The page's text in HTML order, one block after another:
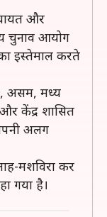
और
चुनाव आयोग
इस्तेमाल करते
असम, मध्य
केंद्र शासित
अलग
मशविरा कर
गया है।